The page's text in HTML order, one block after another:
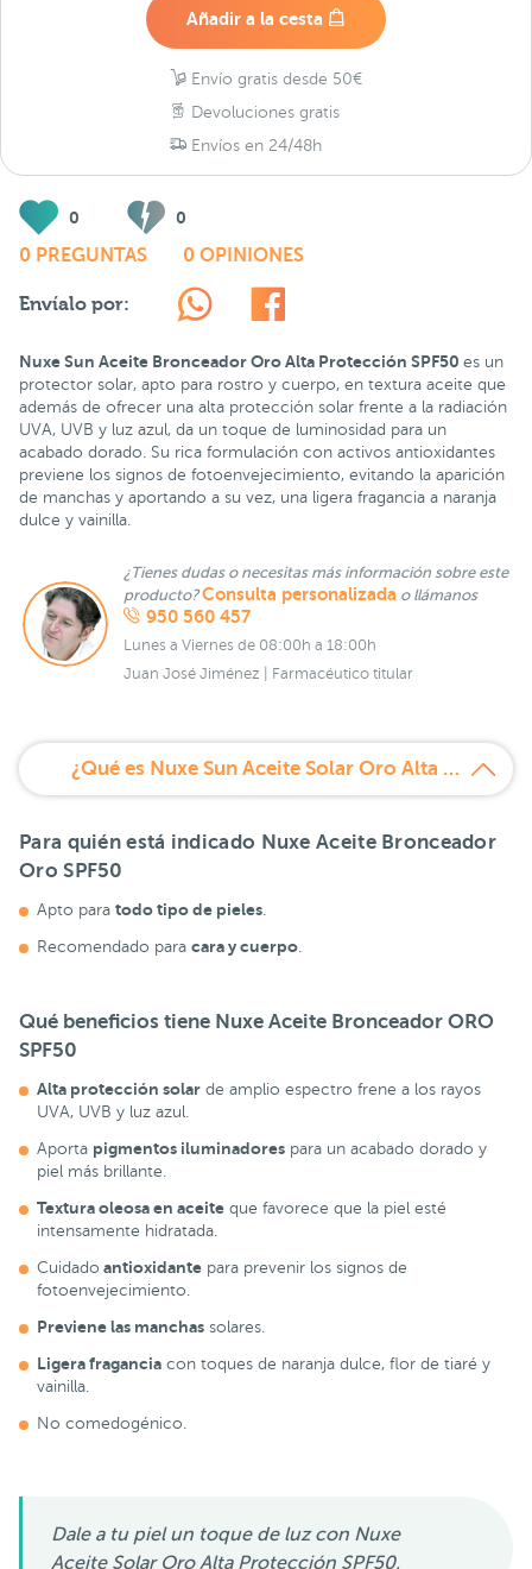
Añadir a la cesta
Envío gratis desde 50€
Devoluciones gratis
Envíos en 24/48h
0 0
0 PREGUNTAS 0 OPINIONES
Envíalo por:
Nuxe Sun Aceite Bronceador Oro Alta Protección SPF50 es un
protector solar, apto para rostro y cuerpo, en textura aceite que
además de ofrecer una alta protección solar frente a la radiación
UVA, UVB y luz azul, da un toque de luminosidad para un
acabado dorado. Su rica formulación con activos antioxidantes
previene los signos de fotoenvejecimiento, evitando la aparición
de manchas y aportando a su vez, una ligera fragancia a naranja
dulce y vainilla.
¿Tienes dudas o necesitas más información sobre este
producto?Consulta personalizada o llámanos
950 560 457
Lunes a Viernes de 08:00h a 18:00h
Juan José Jiménez | Farmacéutico titular
¿Qué es Nuxe Sun Aceite Solar Oro Alta Protección SPF50?
Para quién está indicado Nuxe Aceite Bronceador
Oro SPF50
Apto para todo tipo de pieles
Recomendado para cara y cuerpo
Qué beneficios tiene Nuxe Aceite Bronceador ORO
SPF50
Alta protección solar de amplio espectro frene a los rayos
UVA, UVB y luz azul.
Aporta pigmentos iluminadores para un acabado dorado y
piel más brillante.
Textura oleosa en aceite que favorece que la piel esté
intensamente hidratada.
Cuidado antioxidante para prevenir los signos de
fotoenvejecimiento.
Previene las manchas solares.
Ligera fragancia con toques de naranja dulce, flor de tiaré y
vainilla.
No comedogénico.
Dale a tu piel un toque de luz con Nuxe
Aceite Solar Oro Alta Protección SPF50.